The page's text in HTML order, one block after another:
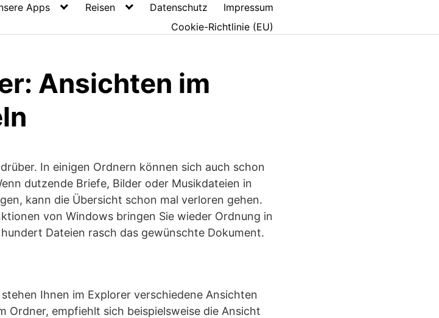
Apps Reisen Datenschutz
Impressum
Cookie-Richtlinie (EU)
Ansichten im
In einigen Ordnern können sich auch schon
dutzende Briefe, Bilder oder Musikdateien in
kann die Übersicht schon mal verloren gehen.
von Windows bringen Sie wieder Ordnung in
Dateien rasch das gewünschte Dokument.
Ihnen im Explorer verschiedene Ansichten
Ordner, empfiehlt sich beispielsweise die Ansicht